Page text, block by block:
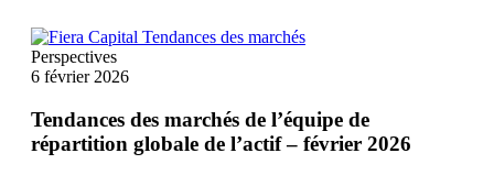
Perspectives
6 février 2026
Tendances des marchés de l’équipe de
répartition globale de l’actif – février 2026